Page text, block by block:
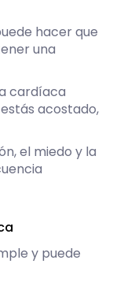
hacer que
una
cardíaca
acostado,
el miedo y la
y puede